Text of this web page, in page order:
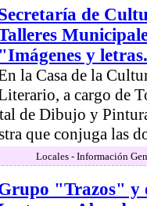
de
"Imágenes y
la Casa de la
a cargo de
de Dibujo y
que conjuga las
Locales - Información
"Trazos" y